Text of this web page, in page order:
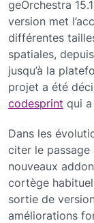
geOrchestra
version met
différentes
spatiales,
jusqu’à la
projet a été
codesprint qui
Dans les
citer le passage
nouveaux
cortège
sortie de
améliorations